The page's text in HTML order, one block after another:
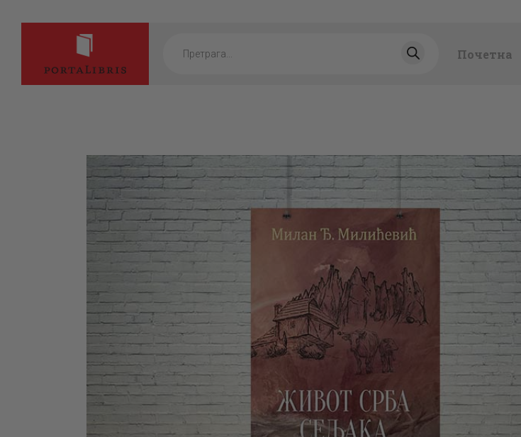
search
Почетна
КАТЕГОРИЈЕ
НОВЕ КЊИГЕ
ОТРГНУТО ОД
ЗАБОРАВА
АУТОРИ
АКТУЕЛНОСТИ
ЦЕНОВНИК
ПИСМО